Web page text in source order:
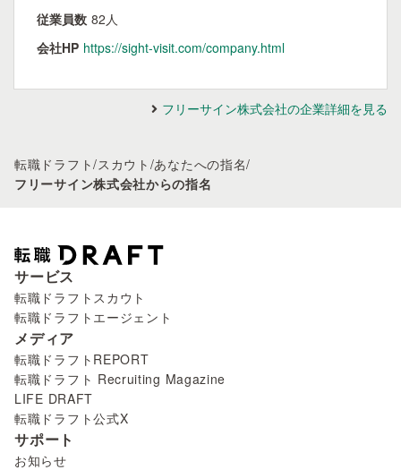
従業員数 82人
会社HP https://sight-visit.com/company.html
フリーサイン株式会社の企業詳細を見る
転職ドラフト/スカウト /あなたへの指名/
フリーサイン株式会社からの指名
サービス
転職ドラフトスカウト
転職ドラフトエージェント
メディア
転職ドラフトREPORT
転職ドラフト Recruiting Magazine
LIFE DRAFT
転職ドラフト公式X
サポート
お知らせ